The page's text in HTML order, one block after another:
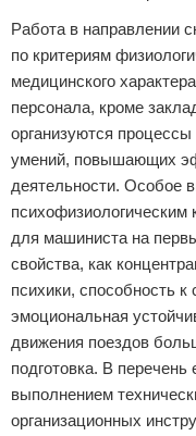
Работа в направлении
по критериям
медицинского
персонала, кроме
организуются
умений, повышающих
деятельности. Особое
психофизиологическим
для машиниста на
свойства, как
психики, способность
эмоциональная
движения поездов
подготовка. В перечень
выполнением
организационных